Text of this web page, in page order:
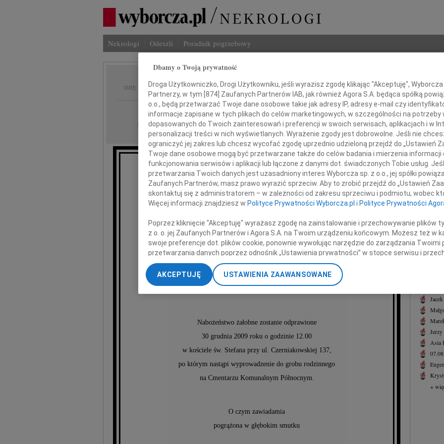
Nekrologi Odeszli Poradnik pogrzebowy
IMIĘ I NAZWISKO: Zofia Dmowska
REGION: cała Polska
DATA EMISJI: 30.12.2009
W dniu 23 grudnia 2009 roku
odeszła od nas na zawsze
nasza ukochana Mama i Babunia
Zofia Dmowska
Nabożeństwo żałobne zostanie odprawione
30 grudnia 2009 roku o godzinie 12.00
w kościele św. Stefana przy ul. Czerniakowskiej 137,
po którym nastąpi wyprowadzenie do grobu rodzinnego
na Cmentarzu Komunalnym Północnym.
O czym zawiadamia
pogrążona w głębokim smutku
Imię i
INNE
Z
Z
3
+
Asia
+
Dbamy o Twoją prywatność
Droga Użytkowniczko, Drogi Użytkowniku, jeśli wyrazisz zgodę klikając "Akceptuję",
Partnerzy, w tym [ 874 ] Zaufanych Partnerów IAB, jak również Agora S.A. będąca spółką
o.o., będą przetwarzać Twoje dane osobowe takie jak adresy IP, adresy e-mail czy
informacje zapisane w tych plikach do celów marketingowych, w szczególności na potrzeby
dopasowanych do Twoich zainteresowań i preferencji w swoich serwisach, aplikacjach i w
personalizacji treści w nich wyświetlanych. Wyrażenie zgody jest dobrowolne. Jeśli nie
ograniczyć jej zakres lub chcesz wycofać zgodę uprzednio udzieloną przejdź do „Ustawień
Twoje dane osobowe mogą być przetwarzane także do celów badania i mierzenia
funkcjonowania serwisów i aplikacji lub łączone z danymi dot. świadczonych Tobie usług.
przetwarzania Twoich danych jest uzasadniony interes Wyborcza sp. z o.o., jej spółki
Zaufanych Partnerów, masz prawo wyrazić sprzeciw. Aby to zrobić przejdź do „Ustawień
skontaktuj się z administratorem – w zależności od zakresu sprzeciwu i podmiotu, wobec
Więcej informacji znajdziesz w Polityce Prywatności Wyborcza.pl i Polityce Prywatności
Poprzez kliknięcie "Akceptuję" wyrażasz zgodę na zainstalowanie i przechowywanie plików
z o. o. jej Zaufanych Partnerów i Agora S.A. na Twoim urządzeniu końcowym. Możesz też w
swoje preferencje dot. plików cookie, ponownie wywołując narzędzie do zarządzania Twoimi
przetwarzania danych poprzez odnośnik „Ustawienia prywatności” w stopce serwisu i
„Ustawienia zaawansowane”. Zmiana ustawień plików cookie możliwa jest także za pomocą
My, nasi Zaufani Partnerzy i Agora S.A. możemy przetwarzać dane osobowe w
dokładnych danych geolokalizacyjnych. Aktywne skanowanie charakterystyki urządzenia do
Przechowywanie informacji na urządzeniu lub dostęp do nich. Spersonalizowane reklamy i
USTAWIENIA ZAAWANSOWANE
AKCEPTUJĘ